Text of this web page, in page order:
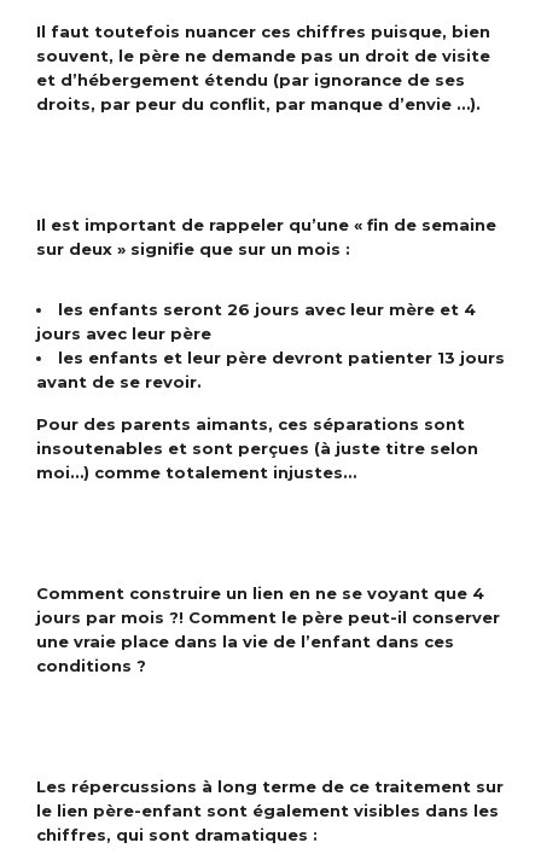
Il faut toutefois nuancer ces chiffres puisque, bien
souvent, le père ne demande pas un droit de visite
et d’hébergement étendu (par ignorance de ses
droits, par peur du conflit, par manque d’envie …).
Il est important de rappeler qu’une « fin de semaine
sur deux » signifie que sur un mois :
les enfants seront 26 jours avec leur mère et 4
jours avec leur père
les enfants et leur père devront patienter 13 jours
avant de se revoir.
Pour des parents aimants, ces séparations sont
insoutenables et sont perçues (à juste titre selon
moi…) comme totalement injustes…
Comment construire un lien en ne se voyant que 4
jours par mois ?! Comment le père peut-il conserver
une vraie place dans la vie de l’enfant dans ces
conditions ?
Les répercussions à long terme de ce traitement sur
le lien père-enfant sont également visibles dans les
chiffres, qui sont dramatiques :